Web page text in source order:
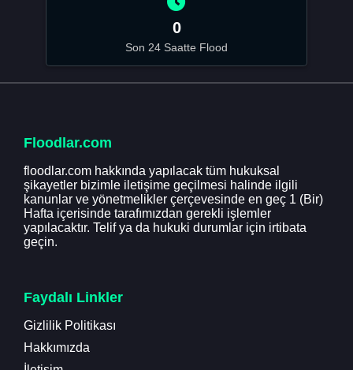
0
Son 24 Saatte Flood
Floodlar.com
floodlar.com hakkında yapılacak tüm hukuksal
şikayetler bizimle iletişime geçilmesi halinde ilgili
kanunlar ve yönetmelikler çerçevesinde en geç 1 (Bir)
Hafta içerisinde tarafımızdan gerekli işlemler
yapılacaktır. Telif ya da hukuki durumlar için irtibata
geçin.
Faydalı Linkler
Gizlilik Politikası
Hakkımızda